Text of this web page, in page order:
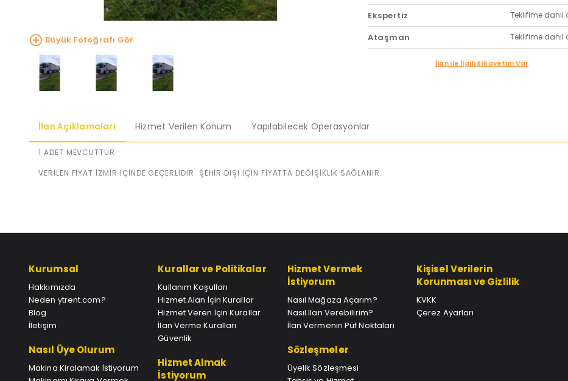
Büyük Fotoğrafı Gör
Ekspertiz Teklifime dahil
Ataşman Teklifime dahil
İlan ile İlgili Şikayetim Var
İlan Açıklamaları Hizmet Verilen Konum Yapılabilecek Operasyonlar
1 ADET MEVCUTTUR.
VERİLEN FİYAT İZMİR İÇİNDE GEÇERLİDİR. ŞEHİR DIŞI İÇİN FİYATTA DEĞİŞİKLİK SAĞLANIR.
Kurumsal
Hakkımızda
Neden ytrent.com?
Blog
İletişim
Nasıl Üye Olurum
Makina Kiralamak İstiyorum
Kurallar ve Politikalar
Kullanım Koşulları
Hizmet Alan İçin Kurallar
Hizmet Veren İçin Kurallar
İlan Verme Kuralları
Güvenlik
Hizmet Almak
İstiyorum
Hizmet Vermek
İstiyorum
Nasıl Mağaza Açarım?
Nasıl İlan Verebilirim?
İlan Vermenin Püf Noktaları
Sözleşmeler
Üyelik Sözleşmesi
Kişisel Verilerin
Korunması ve Gizlilik
KVKK
Çerez Ayarları